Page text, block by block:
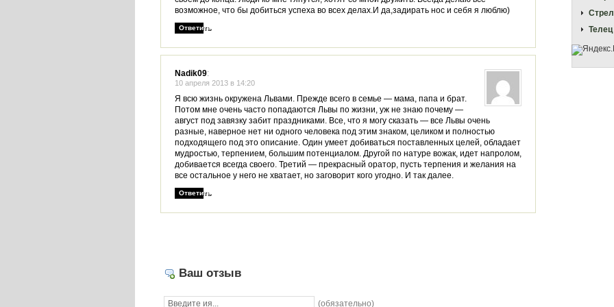
Телец
возможное, что бы добиться успеха во всех делах.И да,задирать нос и себя я люблю)
Ответить
Nadik09:
10 апреля 2013 в 14:20
Я всю жизнь окружена Львами. Прежде всего в семье — мама, папа и брат.
Потом мне очень часто попадаются Львы по жизни, уж не знаю почему —
август под завязку забит праздниками. Все, что я могу сказать — все Львы очень
разные, наверное нет ни одного человека под этим знаком, целиком и полностью
подходящего под это описание. Один умеет добиваться поставленных целей, обладает
мудростью, терпением, большим потенциалом. Другой по натуре вожак, идет напролом,
добивается всегда своего. Третий — прекрасный оратор, пусть терпения и желания на
все остальное у него не хватает, но заговорит кого угодно. И так далее.
Ответить
Ваш отзыв
(обязательно)